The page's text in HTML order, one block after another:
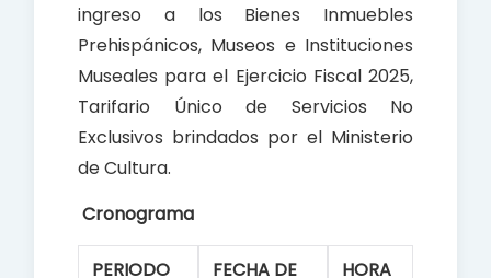
ingreso a los Bienes Inmuebles
Prehispánicos, Museos e Instituciones
Museales para el Ejercicio Fiscal 2025,
Tarifario Único de Servicios No
Exclusivos brindados por el Ministerio
de Cultura.
Cronograma
PERIODO FECHA DE HORA